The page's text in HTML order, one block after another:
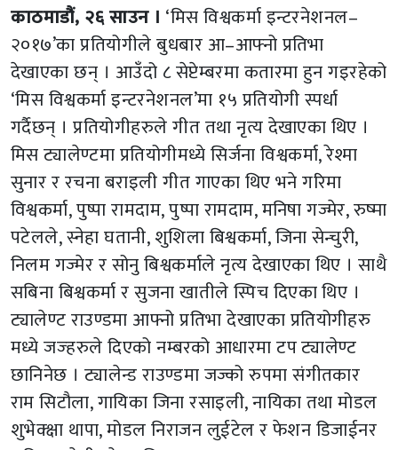
काठमाडौं, २६ साउन । ‘मिस विश्वकर्मा इन्टरनेशनल–
२०१७’का प्रतियोगीले बुधबार आ–आफ्नो प्रतिभा
देखाएका छन् । आउँदो ८ सेप्टेम्बरमा कतारमा हुन गइरहेको
‘मिस विश्वकर्मा इन्टरनेशनल’मा १५ प्रतियोगी स्पर्धा
गर्दैछन् । प्रतियोगीहरुले गीत तथा नृत्य देखाएका थिए ।
मिस ट्यालेण्टमा प्रतियोगीमध्ये सिर्जना विश्वकर्मा, रेश्मा
सुनार र रचना बराइली गीत गाएका थिए भने गरिमा
विश्वकर्मा, पुष्पा रामदाम, पुष्पा रामदाम, मनिषा गज्मेर, रुष्मा
पटेलले, स्नेहा घतानी, शुशिला बिश्वकर्मा, जिना सेन्चुरी,
निलम गज्मेर र सोनु बिश्वकर्माले नृत्य देखाएका थिए । साथै
सबिना बिश्वकर्मा र सुजना खातीले स्पिच दिएका थिए ।
ट्यालेण्ट राउण्डमा आफ्नो प्रतिभा देखाएका प्रतियोगीहरु
मध्ये जज्हरुले दिएको नम्बरको आधारमा टप ट्यालेण्ट
छानिनेछ । ट्यालेन्ड राउण्डमा जज्को रुपमा संगीतकार
राम सिटौला, गायिका जिना रसाइली, नायिका तथा मोडल
शुभेक्क्षा थापा, मोडल निराजन लुईटेल र फेशन डिजाईनर